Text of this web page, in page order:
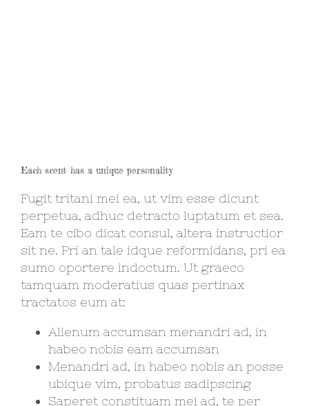
Each scent has a unique personality
Fugit tritani mei ea, ut vim esse dicunt
perpetua, adhuc detracto luptatum et sea.
Eam te cibo dicat consul, altera instructior
sit ne. Pri an tale idque reformidans, pri ea
sumo oportere indoctum. Ut graeco
tamquam moderatius quas pertinax
tractatos eum at:
Alienum accumsan menandri ad, in
habeo nobis eam accumsan
Menandri ad, in habeo nobis an posse
ubique vim, probatus sadipscing
Saperet constituam mei ad, te per